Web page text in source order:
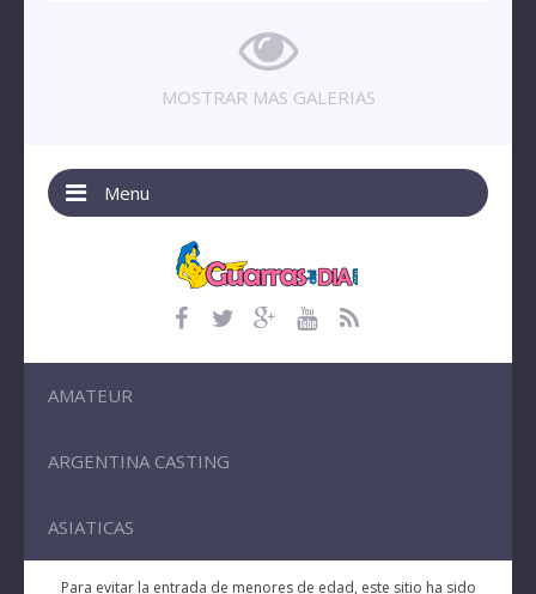
MOSTRAR MAS GALERIAS
Menu
AMATEUR
ARGENTINA CASTING
ASIATICAS
Para evitar la entrada de menores de edad, este sitio ha sido